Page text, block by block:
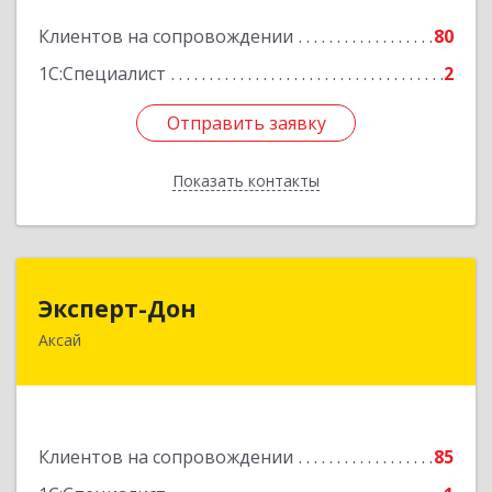
Клиентов на сопровождении
80
1С:Специалист
2
Отправить заявку
Показать контакты
Подробнее
Отправить заявку
Назад
Эксперт-Дон
Аксай
Клиентов на сопровождении
85
346720, Ростовская обл, Аксай г, Буденного ул,